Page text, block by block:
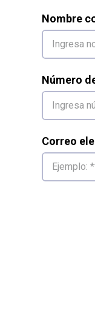
Nombre
Número
Correo